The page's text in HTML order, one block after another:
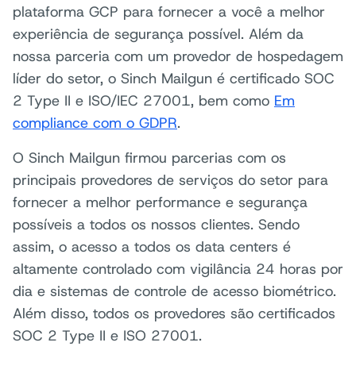
plataforma GCP para fornecer a você a melhor
experiência de segurança possível. Além da
nossa parceria com um provedor de hospedagem
líder do setor, o Sinch Mailgun é certificado SOC
2 Type II e ISO/IEC 27001, bem como Em
compliance com o GDPR.
O Sinch Mailgun firmou parcerias com os
principais provedores de serviços do setor para
fornecer a melhor performance e segurança
possíveis a todos os nossos clientes. Sendo
assim, o acesso a todos os data centers é
altamente controlado com vigilância 24 horas por
dia e sistemas de controle de acesso biométrico.
Além disso, todos os provedores são certificados
SOC 2 Type II e ISO 27001.